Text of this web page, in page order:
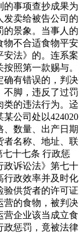
的事项查抄成果为
发卖给被告公司的
的景象。当事人的
物不合适食物平安
安法》的。连系案
照第一款赐与。
确有错误的，判决
不脚，违反了过罚
类的违法行为。迳
公司处以424020
、数量、出产日期
者名称、地址、联
七十七条 行政惩
政诉讼法》第七十
行政效率并及时化
验供货者的许可证
营的食物，被判决
营企业该当成立食
政惩罚，竟被法律